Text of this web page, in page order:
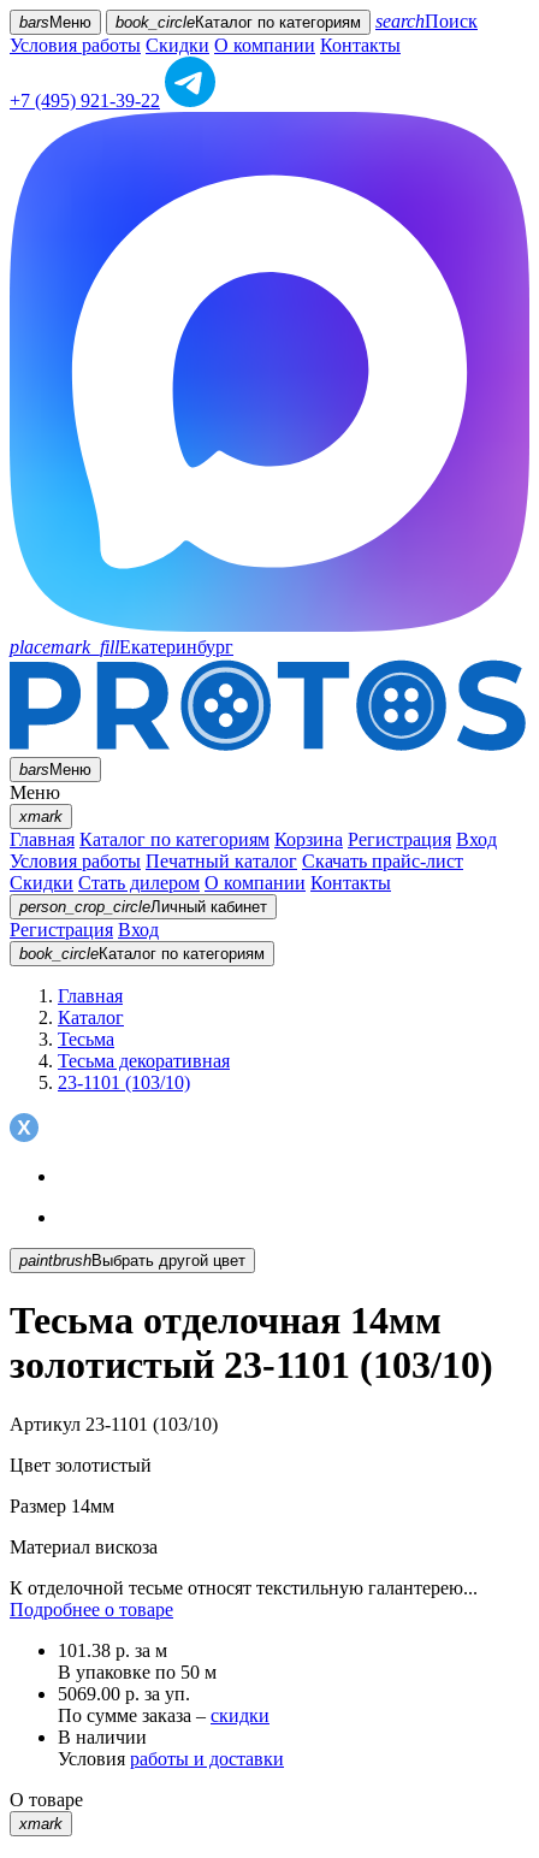
bars Меню book_circleКаталог по категориям searchПоиск
Условия работы Скидки О компании Контакты
+7 (495) 921-39-22
placemark_fillЕкатеринбург
barsМеню
Меню
xmark
Главная Каталог по категориям Корзина Регистрация Вход
Условия работы Печатный каталог Скачать прайс-лист
Скидки Стать дилером О компании Контакты
person_crop_circleЛичный кабинет
Регистрация Вход
book_circleКаталог по категориям
Главная
Каталог
Тесьма
Тесьма декоративная
23-1101 (103/10)
paintbrush Выбрать другой цвет
Тесьма отделочная 14мм
золотистый 23-1101 (103/10)
Артикул 23-1101 (103/10)
Цвет золотистый
Размер 14мм
Материал вискоза
К отделочной тесьме относят текстильную галантерею...
Подробнее о товаре
101.38 р. за м
В упаковке по 50 м
5069.00 р. за уп.
По сумме заказа – скидки
В наличии
Условия работы и доставки
О товаре
xmark